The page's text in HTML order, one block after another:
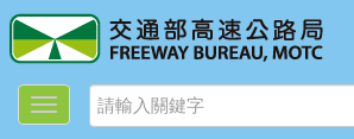
跳
到
主